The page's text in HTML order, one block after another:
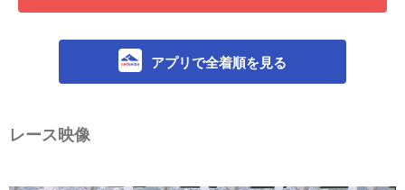
アプリで全着順を見る
レース映像